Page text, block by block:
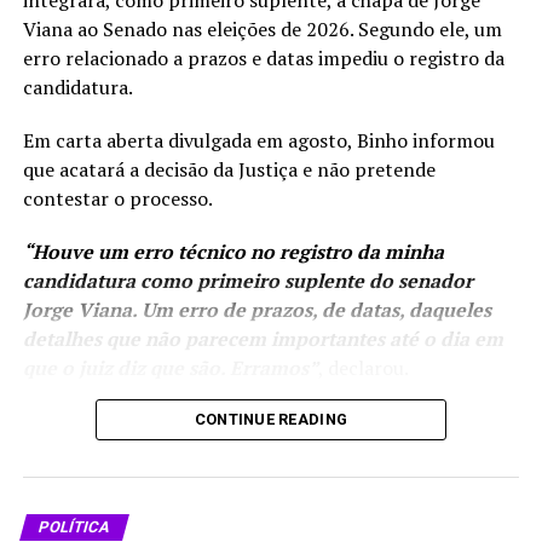
Depois de disputar a Prefeitura de Cruzeiro do Sul em
2020, Adonis agora se prepara para uma eleição
estadual como pré-candidato a vice-governador ao lado
construída entre o comércio, os estudos, a segurança
pública e a política.
detalhes sobre sua história, visão política e participação
Viana ao Senado nas eleições de 2026. Segundo ele, um
erro relacionado a prazos e datas impediu o registro da
candidatura.
Em carta aberta divulgada em agosto, Binho informou
que acatará a decisão da Justiça e não pretende
contestar o processo.
“Houve um erro técnico no registro da minha
candidatura como primeiro suplente do senador
Jorge Viana. Um erro de prazos, de datas, daqueles
detalhes que não parecem importantes até o dia em
Mesmo fora da chapa,
Binho afirmou que
continuará
CONTINUE READING
POLÍTICA